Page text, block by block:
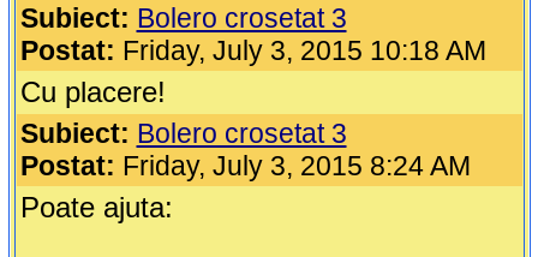
Subiect: Bolero crosetat 3
Postat: Friday, July 3, 2015 10:18 AM
Cu placere!
Subiect: Bolero crosetat 3
Postat: Friday, July 3, 2015 8:24 AM
Poate ajuta: